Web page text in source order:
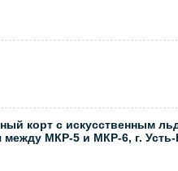
корт с искусственным
МКР-5 и МКР-6, г. Усть-